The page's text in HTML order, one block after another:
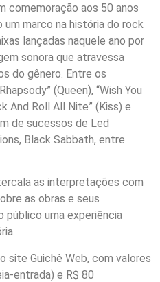
comemoração aos 50 anos
marco na história do rock
lançadas naquele ano por
sonora que atravessa
do gênero. Entre os
(Queen), “Wish You
And Roll All Nite” (Kiss) e
de sucessos de Led
Black Sabbath, entre
as interpretações com
as obras e seus
público uma experiência
site Guichê Web, com valores
entrada) e R$ 80